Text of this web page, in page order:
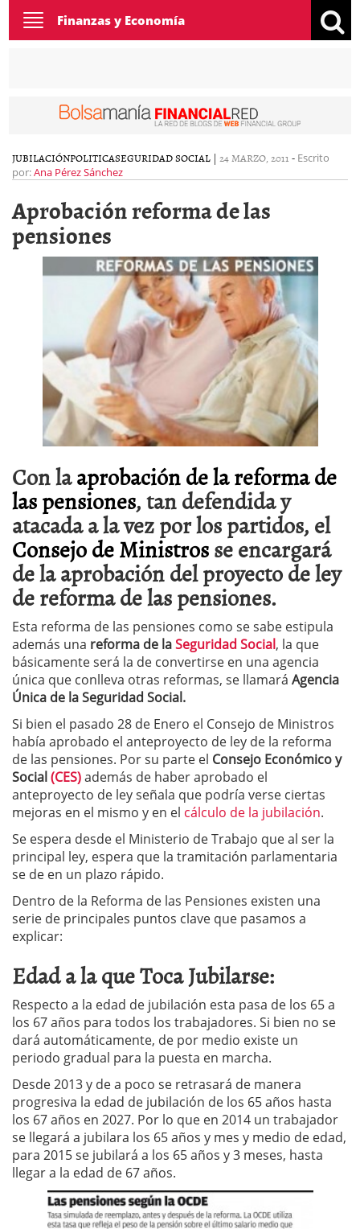
Toggle
navigation
Finanzas y Economía
JUBILACIÓNPOLITICASEGURIDAD SOCIAL | 24 MARZO, 2011 - Escrito
por:Ana Pérez Sánchez
Aprobación reforma de las
pensiones
Con laaprobación de la reforma de
las pensiones, tan defendida y
atacada a la vez por los partidos, el
Consejo de Ministrosse encargará
de la aprobación del proyecto de ley
de reforma de las pensiones.
Esta reforma de las pensiones como se sabe estipula
además una reforma de laSeguridad Social, la que
básicamente será la de convertirse en una agencia
única que conlleva otras reformas, se llamará Agencia
Única de la Seguridad Social.
Si bien el pasado 28 de Enero el Consejo de Ministros
había aprobado el anteproyecto de ley de la reforma
de las pensiones. Por su parte el Consejo Económico y
Social(CES)además de haber aprobado el
anteproyecto de ley señala que podría verse ciertas
mejoras en el mismo y en el cálculo de la jubilación.
Se espera desde el Ministerio de Trabajo que al ser la
principal ley, espera que la tramitación parlamentaria
se de en un plazo rápido.
Dentro de la Reforma de las Pensiones existen una
serie de principales puntos clave que pasamos a
explicar:
Edad a la que Toca Jubilarse:
Respecto a la edad de jubilación esta pasa de los 65 a
los 67 años para todos los trabajadores. Si bien no se
dará automáticamente, de por medio existe un
periodo gradual para la puesta en marcha.
Desde 2013 y de a poco se retrasará de manera
progresiva la edad de jubilación de los 65 años hasta
los 67 años en 2027. Por lo que en 2014 un trabajador
se llegará a jubilara los 65 años y mes y medio de edad,
para 2015 se jubilará a los 65 años y 3 meses, hasta
llegar a la edad de 67 años.